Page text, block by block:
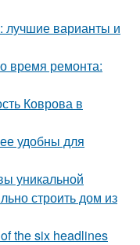
лучшие варианты и
время ремонта:
Коврова в
удобны для
уникальной
строить дом из
the six headlines